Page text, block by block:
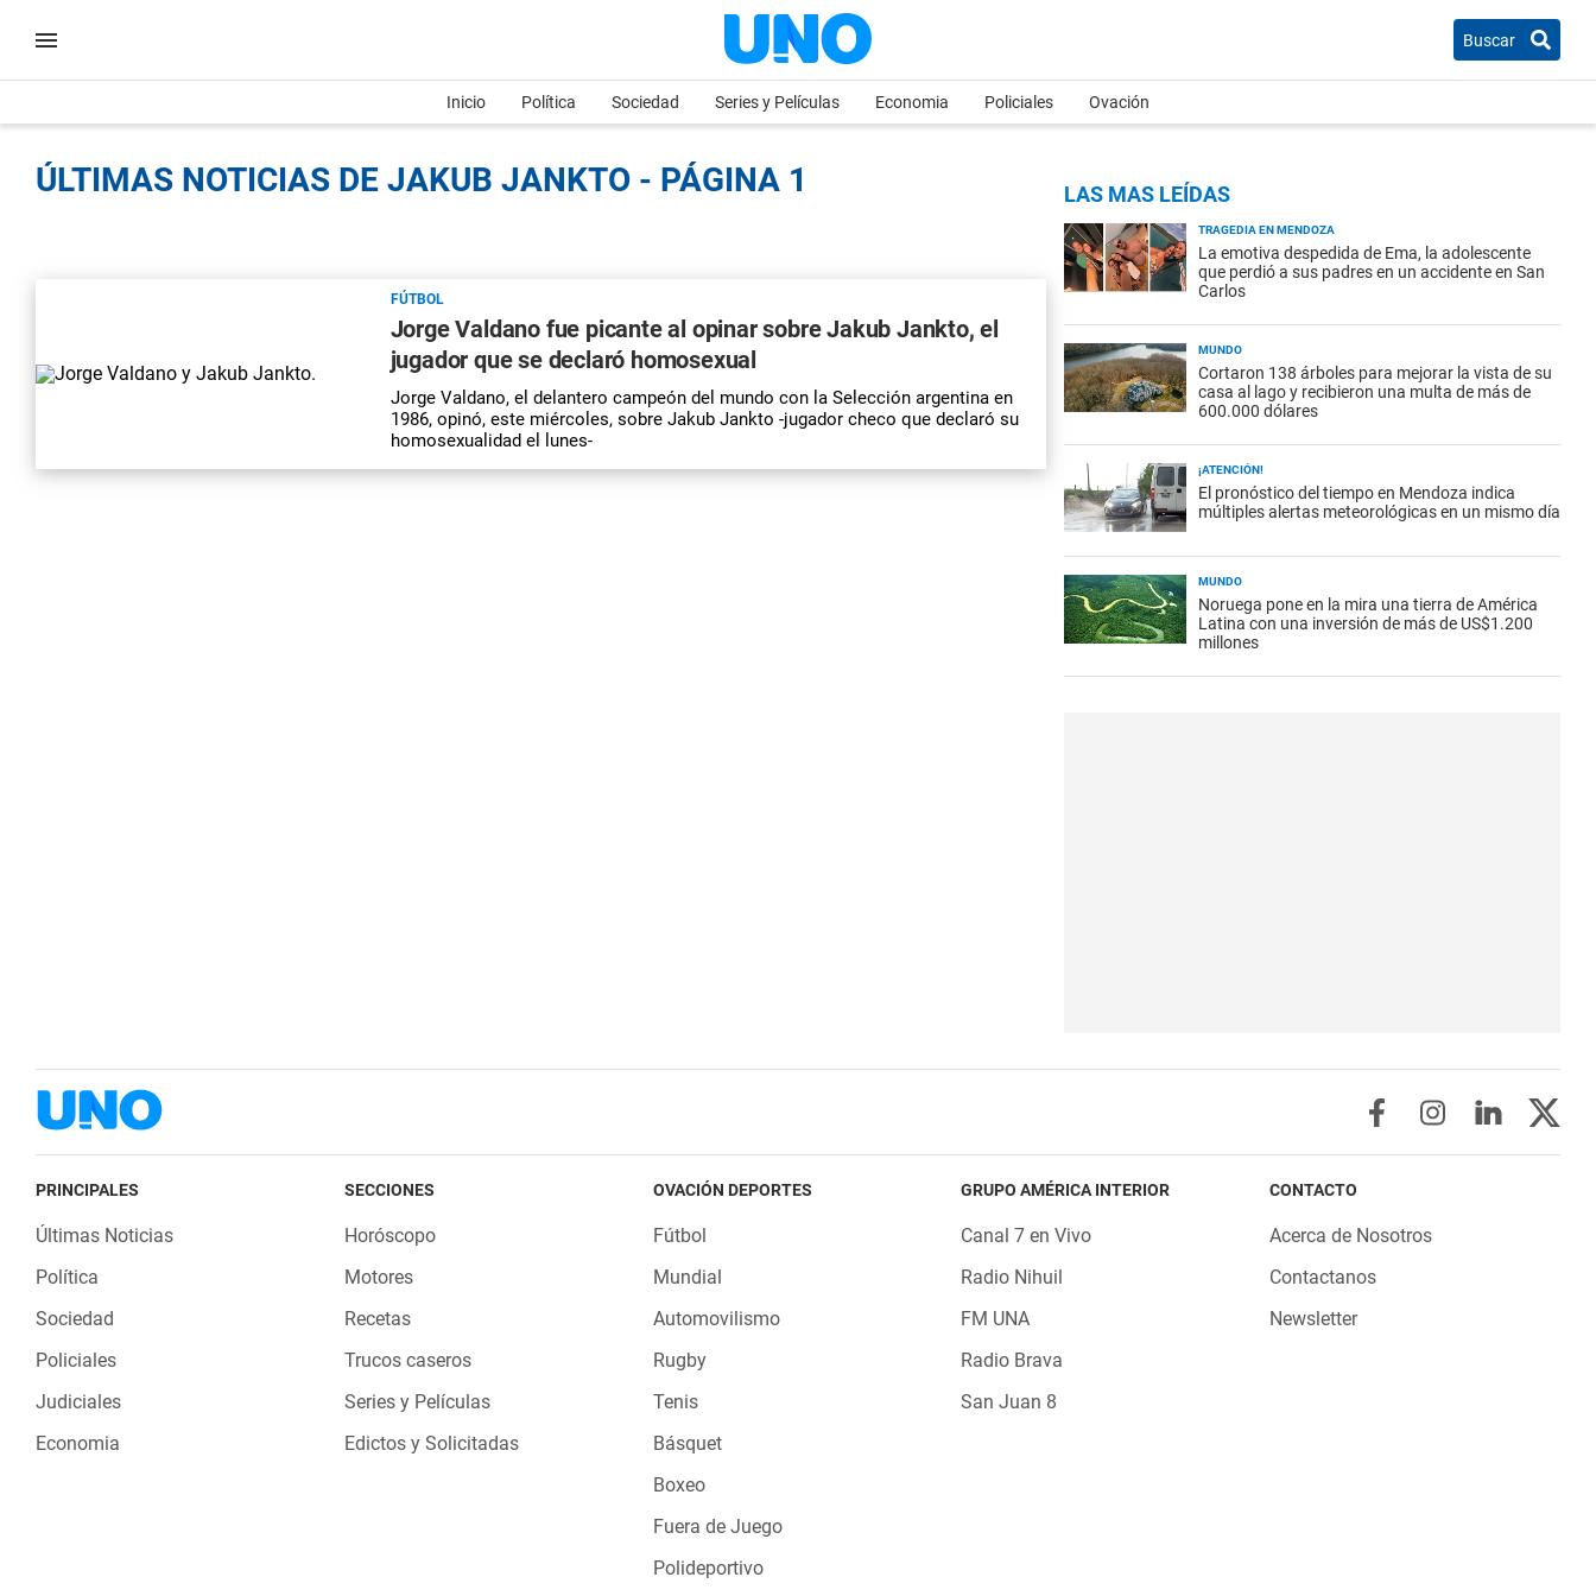
Buscar
Inicio Política Sociedad Series y Películas Economia Policiales Ovación
ÚLTIMAS NOTICIAS DE JAKUB JANKTO - PÁGINA 1
FÚTBOL
Jorge Valdano fue picante al opinar sobre Jakub Jankto, el
jugador que se declaró homosexual
Jorge Valdano, el delantero campeón del mundo con la Selección argentina en
1986, opinó, este miércoles, sobre Jakub Jankto -jugador checo que declaró su
homosexualidad el lunes-
LAS MAS LEÍDAS
TRAGEDIA EN MENDOZA
La emotiva despedida de Ema, la adolescente
que perdió a sus padres en un accidente en San
Carlos
MUNDO
Cortaron 138 árboles para mejorar la vista de su
casa al lago y recibieron una multa de más de
600.000 dólares
¡ATENCIÓN!
El pronóstico del tiempo en Mendoza indica
múltiples alertas meteorológicas en un mismo día
MUNDO
Noruega pone en la mira una tierra de América
Latina con una inversión de más de US$1.200
millones
PRINCIPALES
Últimas Noticias
Política
Sociedad
Policiales
Judiciales
Economia
SECCIONES
Horóscopo
Motores
Recetas
Trucos caseros
Series y Películas
Edictos y Solicitadas
OVACIÓN DEPORTES
Fútbol
Mundial
Automovilismo
Rugby
Tenis
Básquet
Boxeo
Fuera de Juego
Polideportivo
GRUPO AMÉRICA INTERIOR
Canal 7 en Vivo
Radio Nihuil
FM UNA
Radio Brava
San Juan 8
CONTACTO
Acerca de Nosotros
Contactanos
Newsletter